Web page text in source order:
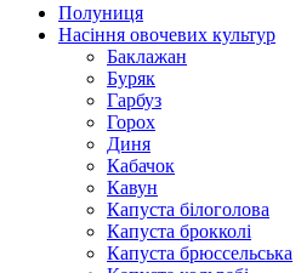
Полуниця
Насіння овочевих культур
Баклажан
Буряк
Гарбуз
Горох
Диня
Кабачок
Кавун
Капуста білоголова
Капуста брокколі
Капуста брюссельська